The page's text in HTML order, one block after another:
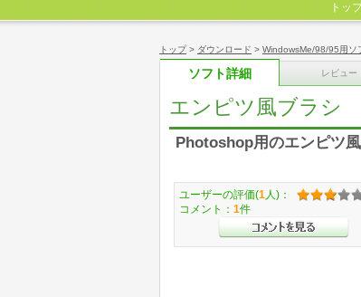
トップ> ダウンロード > WindowsMe/98/95用ソ
ソフト詳細 レビュー
エンピツ風ブラシ
Photoshop用のエンピツ
ユーザーの評価(1 人)：
コメント： 1件
トッ